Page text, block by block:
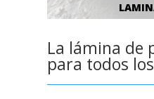
La lámina de
para todos